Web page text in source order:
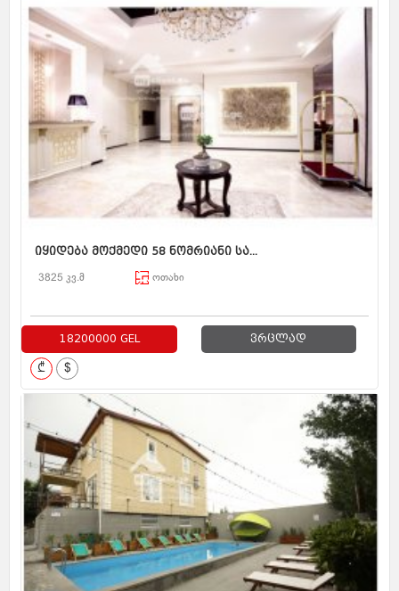
იყიდება მოქმედი 58 ნომრიანი სა...
3825 კვ.მ ოთახი
18200000 GEL ვრცლად
₾ $